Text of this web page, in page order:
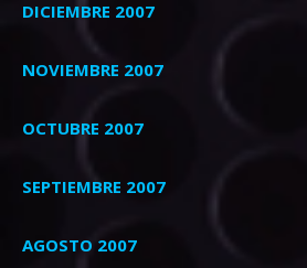
DICIEMBRE 2007
NOVIEMBRE 2007
OCTUBRE 2007
SEPTIEMBRE 2007
AGOSTO 2007